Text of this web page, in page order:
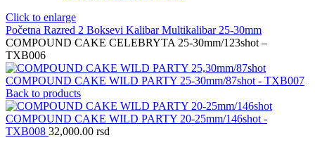
Click to enlarge
Početna Razred 2 Boksevi KalibarMultikalibar 25-30mm
COMPOUND CAKE CELEBRYTA 25-30mm/123shot –
TXB006
COMPOUND CAKE WILD PARTY 25-30mm/87shot - TXB007
Back to products
COMPOUND CAKE WILD PARTY 20-25mm/146shot -
TXB008 32,000.00 rsd